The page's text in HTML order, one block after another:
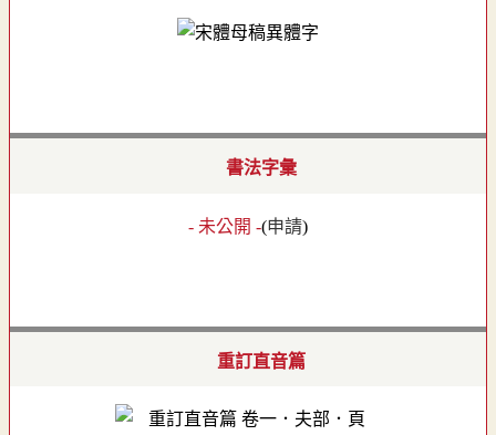
書法字彙
- 未公開 -(申請)
重訂直音篇